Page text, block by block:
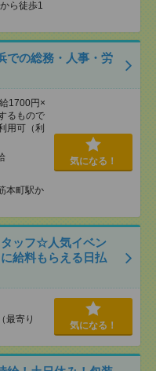
ら徒歩1
での総務・人事・労
1700円×
るもので
用可（利
本町駅か
気になる！
ッフ☆人気イベン
給料もらえる日払
最寄り
気になる！